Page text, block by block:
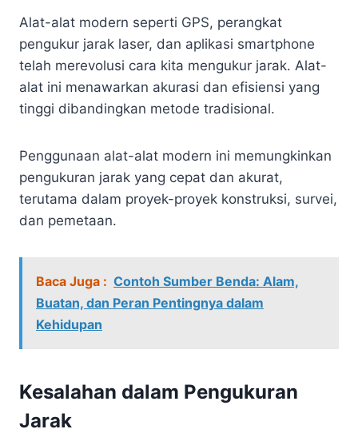
Alat-alat modern seperti GPS, perangkat
pengukur jarak laser, dan aplikasi smartphone
telah merevolusi cara kita mengukur jarak. Alat-
alat ini menawarkan akurasi dan efisiensi yang
tinggi dibandingkan metode tradisional.
Penggunaan alat-alat modern ini memungkinkan
pengukuran jarak yang cepat dan akurat,
terutama dalam proyek-proyek konstruksi, survei,
dan pemetaan.
Baca Juga : Contoh Sumber Benda: Alam,
Buatan, dan Peran Pentingnya dalam
Kehidupan
Kesalahan dalam Pengukuran
Jarak